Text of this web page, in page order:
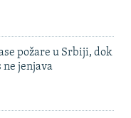
požare u Srbiji, dok
ne jenjava